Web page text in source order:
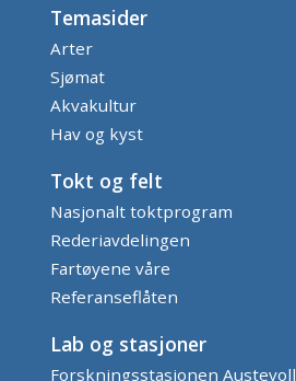
Temasider
Arter
Sjømat
Akvakultur
Hav og kyst
Tokt og felt
Nasjonalt toktprogram
Rederiavdelingen
Fartøyene våre
Referanseflåten
Lab og stasjoner
Forskningsstasjonen Austevoll